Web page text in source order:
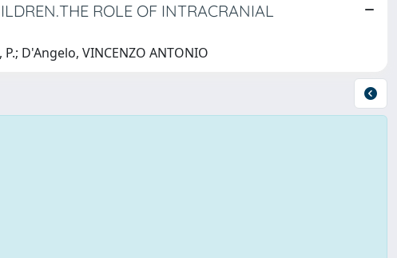
ROLE OF INTRACRANIAL
D'Angelo, VINCENZO ANTONIO